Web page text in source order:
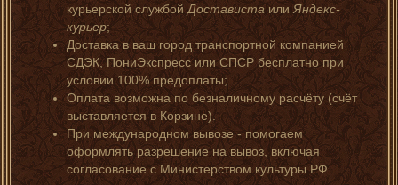
курьерской службойДоставистаили Яндекс-
курьер;
Доставка в ваш город транспортной компанией
СДЭК, ПониЭкспресс или СПСР бесплатно при
условии 100% предоплаты;
Оплата возможна по безналичному расчёту (счёт
выставляется в Корзине).
При международном вывозе - помогаем
оформлять разрешение на вывоз, включая
согласование с Министерством культуры РФ.